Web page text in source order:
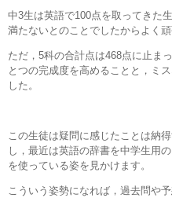
中3生は英語で100点を取ってきた
満たないとのことでしたからよく頑
ただ，5科の合計点は468点に止ま
とつの完成度を高めることと，ミ
した。
この生徒は疑問に感じたことは納
し，最近は英語の辞書を中学生用
を使っている姿を見かけます。
こういう姿勢になれば，過去問や